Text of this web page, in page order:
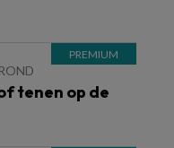
tenen op de